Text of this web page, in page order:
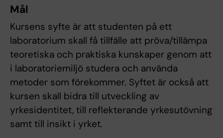
Mål
Kursens syfte är att studenten på ett
laboratorium skall få tillfälle att pröva/tillämpa
teoretiska och praktiska kunskaper genom att
i laboratoriemiljö studera och använda
metoder som förekommer. Syftet är också att
kursen skall bidra till utveckling av
yrkesidentitet, till reflekterande yrkesutövning
samt till insikt i yrket.